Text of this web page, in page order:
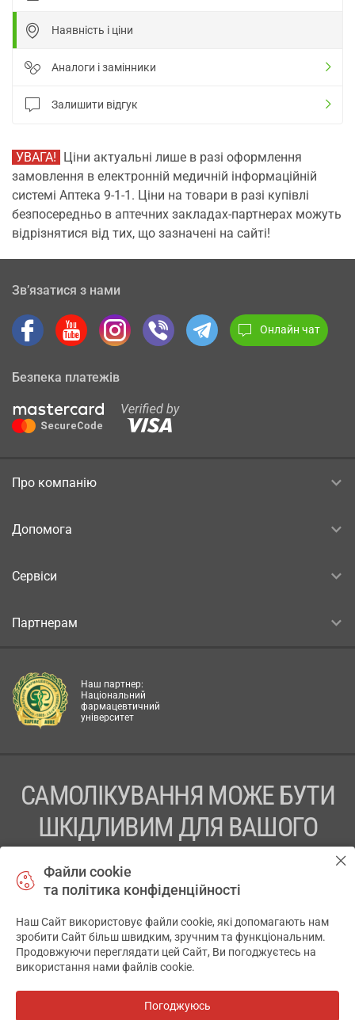
Наявність і ціни
Аналоги і замінники
Залишити відгук
УВАГА! Ціни актуальні лише в разі оформлення
замовлення в електронній медичній інформаційній
системі Аптека 9-1-1. Ціни на товари в разі купівлі
безпосередньо в аптечних закладах-партнерах можуть
відрізнятися від тих, що зазначені на сайті!
Зв’язатися з нами
Онлайн чат
Безпека платежів
Про компанію
Допомога
Сервіси
Партнерам
Наш партнер:
Національний
фармацевтичний
університет
САМОЛІКУВАННЯ МОЖЕ БУТИ
ШКІДЛИВИМ ДЛЯ ВАШОГО
ПЕРЕД ЗАСТОСУВАННЯМ ПРЕПАРАТУ ПРОКОНСУЛЬТУЙТЕСЬ
ТОВ «АПТЕКА 911.ЮА» Код ЄДРПОУ 43631965.
Відмова від відповідальності
© 2014-2026. Медична інформаційна система АПТЕКА911.ЮА
Файли cookie
та політика конфіденційності
Наш Сайт використовує файли cookie, які допомагають нам
зробити Сайт більш швидким, зручним та функціональним.
Продовжуючи переглядати цей Сайт, Ви погоджуєтесь на
використання нами файлів cookie.
Погоджуюсь
✕